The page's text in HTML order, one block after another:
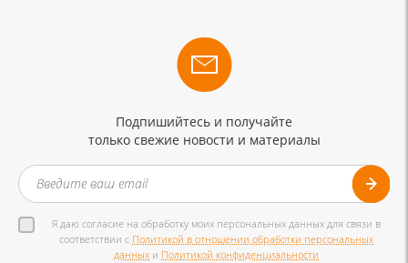
Подпишийтесь и получайте
только свежие новости и материалы
Я даю согласие на обработку моих персональных данных для связи в
соответствии с Политикой в отношении обработки персональных
данных и Политикой конфиденциальности